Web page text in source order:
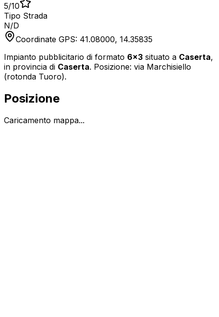
5/10
Tipo Strada
N/D
Coordinate GPS: 41.08000, 14.35835
Impianto pubblicitario di formato 6x3 situato a Caserta,
in provincia di Caserta. Posizione: via Marchisiello
(rotonda Tuoro).
Posizione
Caricamento mappa...